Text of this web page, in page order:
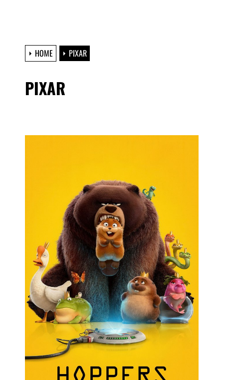
HOME PIXAR
PIXAR